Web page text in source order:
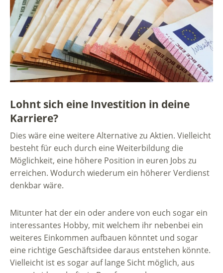
Lohnt sich eine Investition in deine
Karriere?
Dies wäre eine weitere Alternative zu Aktien. Vielleicht
besteht für euch durch eine Weiterbildung die
Möglichkeit, eine höhere Position in euren Jobs zu
erreichen. Wodurch wiederum ein höherer Verdienst
denkbar wäre.
Mitunter hat der ein oder andere von euch sogar ein
interessantes Hobby, mit welchem ihr nebenbei ein
weiteres Einkommen aufbauen könntet und sogar
eine richtige Geschäftsidee daraus entstehen könnte.
Vielleicht ist es sogar auf lange Sicht möglich, aus